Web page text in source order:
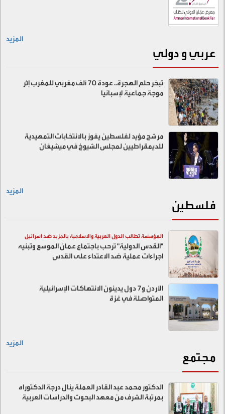
المزيد
عربي و دولي
تبخر حلم الهجرة.. عودة 70 ألف مغربي للمغرب إثر
موجة جماعية لإسبانيا
مرشح مؤيد لفلسطين يفوز بالانتخابات التمهيدية
للديمقراطيين لمجلس الشيوخ في ميشيغان
المزيد
فلسطين
المؤسسة تطالب الدول العربية والاسلامية بالمزيد ضد اسرائيل
"القدس الدولية" ترحب باجتماع عمان الموسع وتبنيه
اجراءات عملية ضد الاعتداء على القدس
الأردن و7 دول يدينون الانتهاكات الإسرائيلية
المتواصلة في غزة
المزيد
مجتمع
الدكتور محمد عبد القادر العملة ينال درجة الدكتوراه
بمرتبة الشرف من معهد البحوث والدراسات العربية